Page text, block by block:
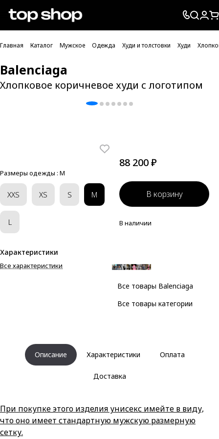
Проверка хлебных крошек
Главная Каталог Мужское Одежда Худи и толстовки Худи
Balenciaga
Хлопковое коричневое худи с логотипом
Размеры одежды : M
XXS XS S M
L
Характеристики
Все характеристики
88 200 ₽
В корзину
В наличии
Все товары Balenciaga
Все товары категории
Описание Характеристики Оплата
Доставка
При покупке этого изделия унисекс имейте в виду,
что оно имеет стандартную мужскую размерную
сетку.